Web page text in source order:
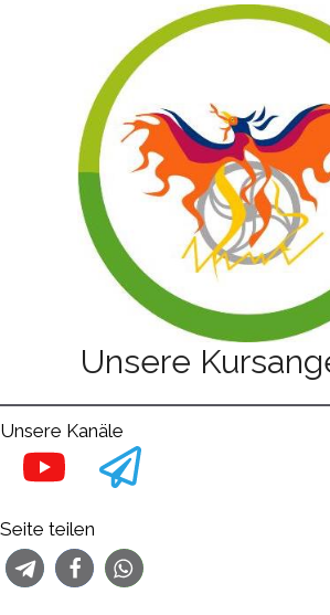
Unsere
Unsere Kanäle
Seite teilen